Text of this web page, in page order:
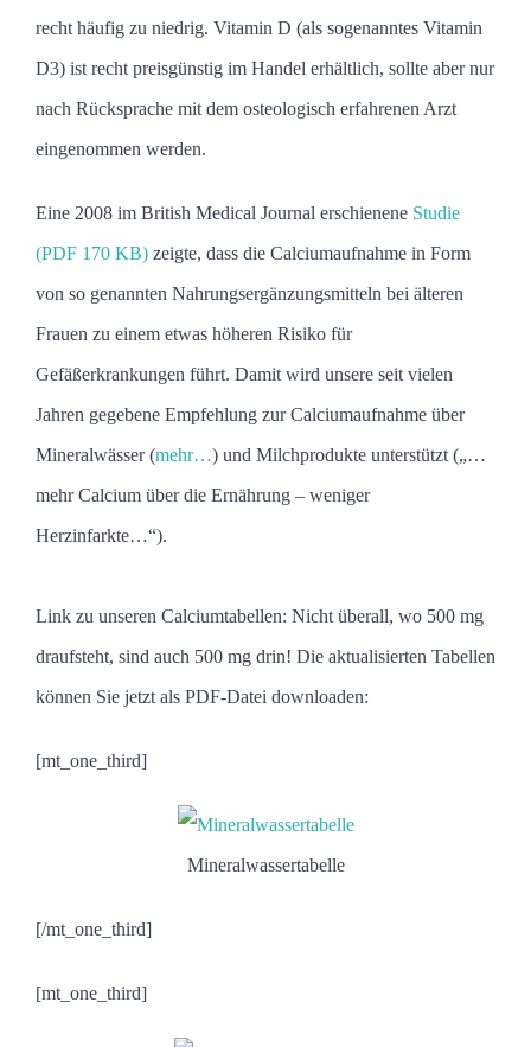
recht häufig zu niedrig. Vitamin D (als sogenanntes Vitamin
D3) ist recht preisgünstig im Handel erhältlich, sollte aber nur
nach Rücksprache mit dem osteologisch erfahrenen Arzt
eingenommen werden.
Eine 2008 im British Medical Journal erschienene Studie
(PDF 170 KB) zeigte, dass die Calciumaufnahme in Form
von so genannten Nahrungsergänzungsmitteln bei älteren
Frauen zu einem etwas höheren Risiko für
Gefäßerkrankungen führt. Damit wird unsere seit vielen
Jahren gegebene Empfehlung zur Calciumaufnahme über
Mineralwässer (mehr…) und Milchprodukte unterstützt („…
mehr Calcium über die Ernährung – weniger
Herzinfarkte…“).
Link zu unseren Calciumtabellen: Nicht überall, wo 500 mg
draufsteht, sind auch 500 mg drin! Die aktualisierten Tabellen
können Sie jetzt als PDF-Datei downloaden:
[mt_one_third]
Mineralwassertabelle
[/mt_one_third]
[mt_one_third]